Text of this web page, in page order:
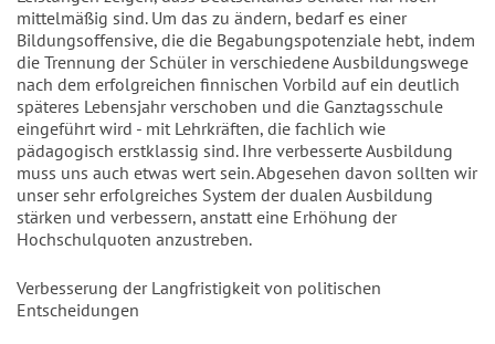
mittelmäßig sind. Um das zu ändern, bedarf es einer
Bildungsoffensive, die die Begabungspotenziale hebt, indem
die Trennung der Schüler in verschiedene Ausbildungswege
nach dem erfolgreichen finnischen Vorbild auf ein deutlich
späteres Lebensjahr verschoben und die Ganztagsschule
eingeführt wird - mit Lehrkräften, die fachlich wie
pädagogisch erstklassig sind. Ihre verbesserte Ausbildung
muss uns auch etwas wert sein. Abgesehen davon sollten wir
unser sehr erfolgreiches System der dualen Ausbildung
stärken und verbessern, anstatt eine Erhöhung der
Hochschulquoten anzustreben.
Verbesserung der Langfristigkeit von politischen
Entscheidungen